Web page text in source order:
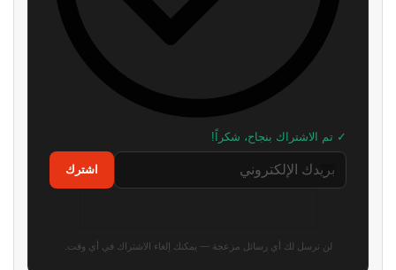
✓ تم الاشتراك بنجاح، شكراً!
اشترك
لن نرسل لك أي رسائل مزعجة — يمكنك إلغاء الاشتراك في أي وقت.